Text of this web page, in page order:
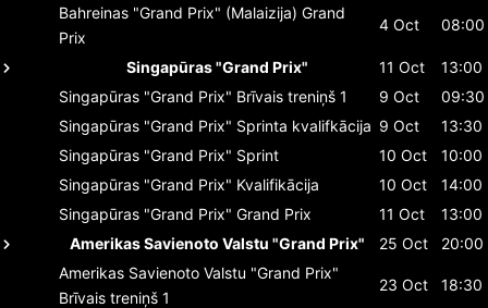
Bahreinas "Grand Prix" (Malaizija) Grand
Prix
4 Oct 08:00
Singapūras "Grand Prix" 11 Oct
13:00
Singapūras "Grand Prix" Brīvais treniņš 1 9 Oct
09:30
Singapūras "Grand Prix" Sprinta kvalifkācija 9 Oct
13:30
Singapūras "Grand Prix" Sprint 10 Oct
10:00
Singapūras "Grand Prix" Kvalifikācija 10 Oct
14:00
Singapūras "Grand Prix" Grand Prix 11 Oct
13:00
Amerikas Savienoto Valstu "Grand Prix"
25 Oct
20:00
Amerikas Savienoto Valstu "Grand Prix"
Brīvais treniņš 1
23 Oct 18:30